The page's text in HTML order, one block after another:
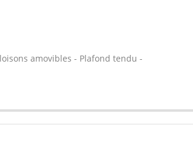
amovibles - Plafond tendu -